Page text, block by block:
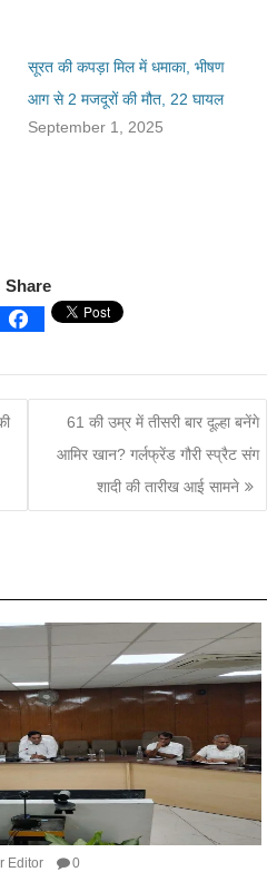
सूरत की कपड़ा मिल में धमाका, भीषण
आग से 2 मजदूरों की मौत, 22 घायल
September 1, 2025
Share
61 की उम्र में तीसरी बार दूल्हा बनेंगे
आमिर खान? गर्लफ्रेंड गौरी स्प्रैट संग
शादी की तारीख आई सामने
Editor 0